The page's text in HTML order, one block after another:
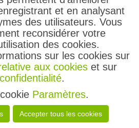
Contact
générales
des données
des passagers
Impressum
Tous droits réservés
transN - 2026
et en analysant
des utilisateurs. Vous
reconsidérer votre
des cookies.
sur les cookies sur
aux cookies et sur
.
Paramètres.
Accepter tous les cookies